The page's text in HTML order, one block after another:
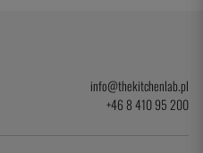
info@thekitchenlab.pl
+46 8 410 95 200